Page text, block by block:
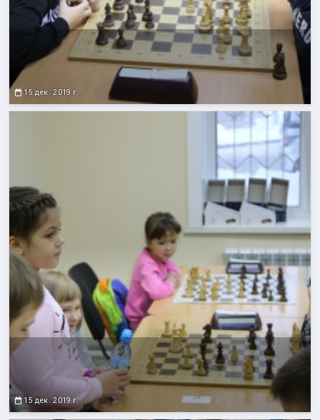
15 дек. 2019 г.
15 дек. 2019 г.